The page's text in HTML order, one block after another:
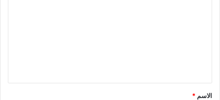
*
الاسم *